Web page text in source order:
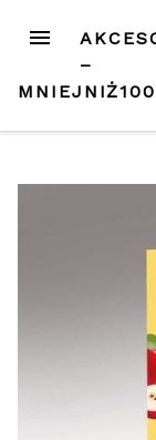
treści
MENU
–